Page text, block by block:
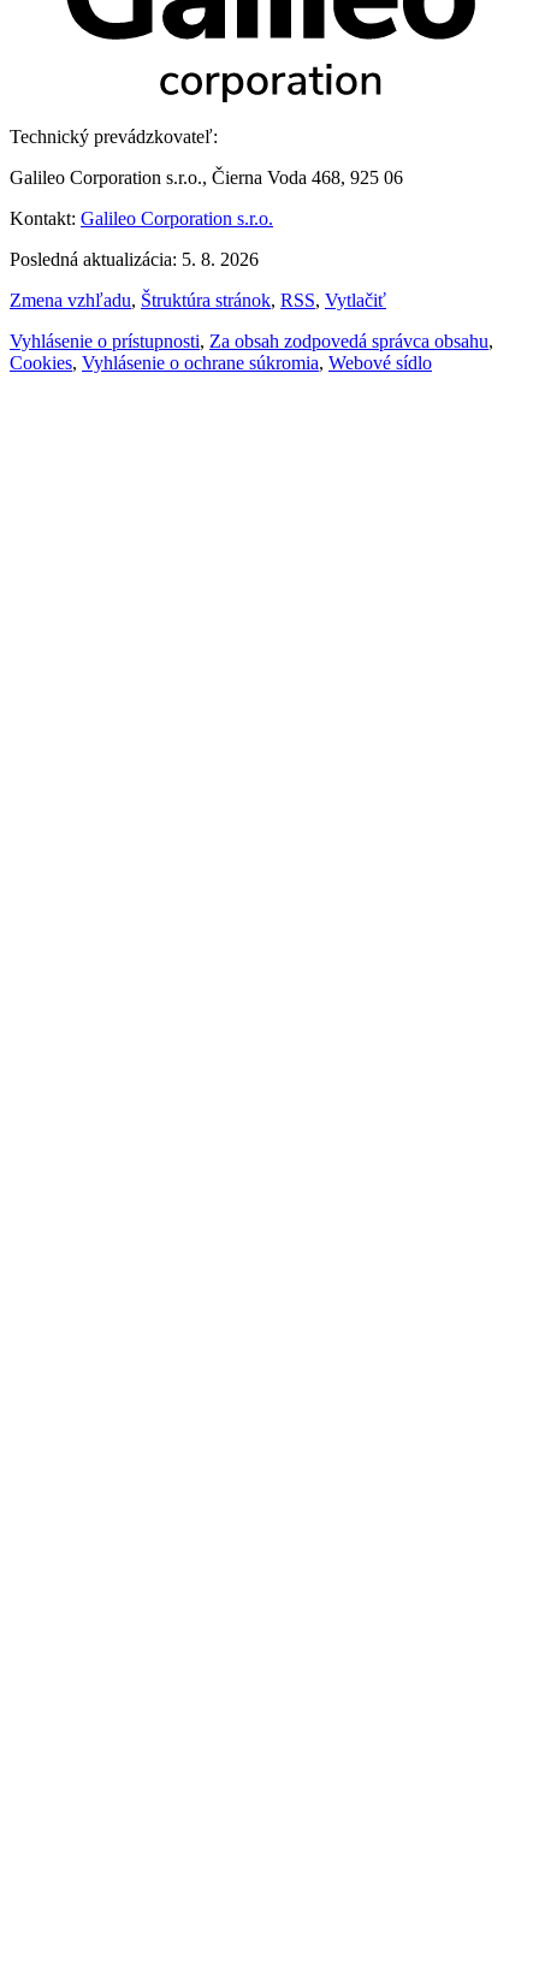
Technický prevádzkovateľ:
Galileo Corporation s.r.o., Čierna Voda 468, 925 06
Kontakt: Galileo Corporation s.r.o.
Posledná aktualizácia: 5. 8. 2026
Zmena vzhľadu, Štruktúra stránok, RSS, Vytlačiť
Vyhlásenie o prístupnosti, Za obsah zodpovedá správca obsahu,
Cookies, Vyhlásenie o ochrane súkromia, Webové sídlo